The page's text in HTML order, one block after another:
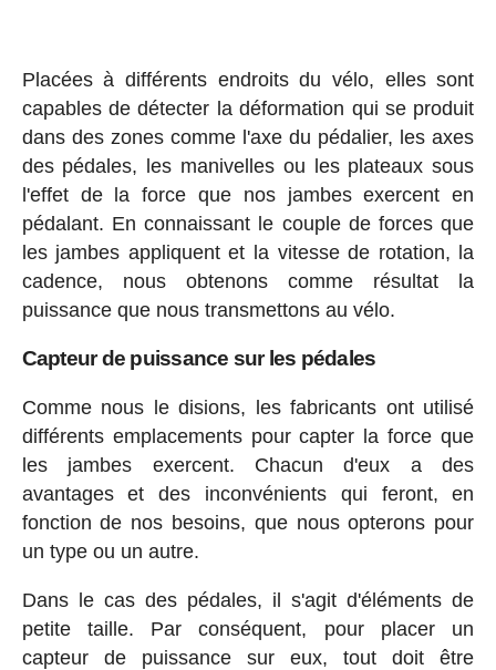
Placées à différents endroits du vélo, elles sont
capables de détecter la déformation qui se produit
dans des zones comme l'axe du pédalier, les axes
des pédales, les manivelles ou les plateaux sous
l'effet de la force que nos jambes exercent en
pédalant. En connaissant le couple de forces que
les jambes appliquent et la vitesse de rotation, la
cadence, nous obtenons comme résultat la
puissance que nous transmettons au vélo.
Capteur de puissance sur les pédales
Comme nous le disions, les fabricants ont utilisé
différents emplacements pour capter la force que
les jambes exercent. Chacun d'eux a des
avantages et des inconvénients qui feront, en
fonction de nos besoins, que nous opterons pour
un type ou un autre.
Dans le cas des pédales, il s'agit d'éléments de
petite taille. Par conséquent, pour placer un
capteur de puissance sur eux, tout doit être